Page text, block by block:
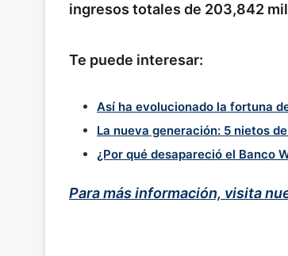
ingresos totales de 203,842
Te puede interesar:
Así ha evolucionado la fortuna
La nueva generación: 5 nietos
¿Por qué desapareció el Banco
Para más información, visita